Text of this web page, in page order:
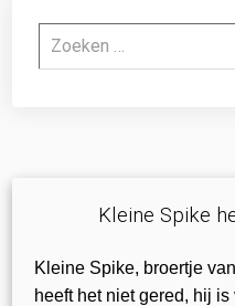
Zoeken
Kleine Spike
Kleine Spike, broertje
heeft het niet gered, hij